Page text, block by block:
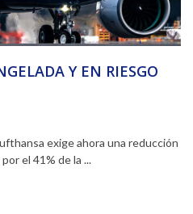
Y EN RIESGO
exige ahora una reducción
el 41% de la ...